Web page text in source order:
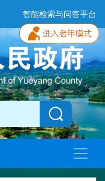
智能检索与问答平台